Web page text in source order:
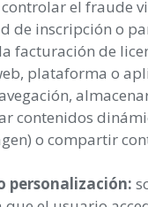
el fraude
de inscripción o
facturación de
plataforma o
contenidos
o compartir
personalización: